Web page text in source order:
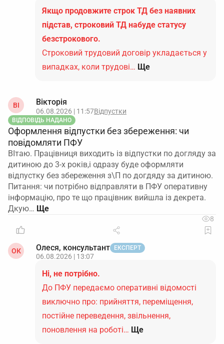
Якщо продовжите строк ТД без наявних
підстав, строковий ТД набуде статусу
безстрокового.
Строковий трудовий договір укладається у
випадках, коли трудові… Ще
ВІ Вікторія
06.08.2026 | 11:57Відпустки
ВІДПОВІДЬ НАДАНО
Оформлення відпустки без збереження: чи
повідомляти ПФУ
ВІтаю. Працівниця виходить із відпустки по догляду за
дитиною до 3-х років,і одразу буде оформляти
відпустку без збереження з\П по догдяду за дитиною.
Питання: чи потрібно відправляти в ПФУ оперативну
інформацію, про те що працівник вийшла із декрета.
Дкую…
8
ОК Олеся, консультант ЕКСПЕРТ
06.08.2026 | 13:07
Ні, не потрібно.
До ПФУ передаємо оперативні відомості
виключно про: прийняття, переміщення,
постійне переведення, звільнення,
поновлення на роботі… Ще